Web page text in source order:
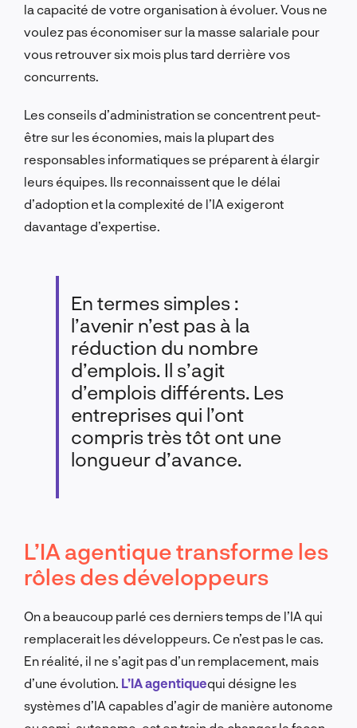
la capacité de votre organisation à évoluer. Vous ne
voulez pas économiser sur la masse salariale pour
vous retrouver six mois plus tard derrière vos
concurrents.
Les conseils d’administration se concentrent peut-
être sur les économies, mais la plupart des
responsables informatiques se préparent à élargir
leurs équipes. Ils reconnaissent que le délai
d’adoption et la complexité de l’IA exigeront
davantage d’expertise.
En termes simples :
l’avenir n’est pas à la
réduction du nombre
d’emplois. Il s’agit
d’emplois différents. Les
entreprises qui l’ont
compris très tôt ont une
longueur d’avance.
L’IA agentique transforme les
rôles des développeurs
On a beaucoup parlé ces derniers temps de l’IA qui
remplacerait les développeurs. Ce n’est pas le cas.
En réalité, il ne s’agit pas d’un remplacement, mais
d’une évolution. L’IA agentiquequi désigne les
systèmes d’IA capables d’agir de manière autonome